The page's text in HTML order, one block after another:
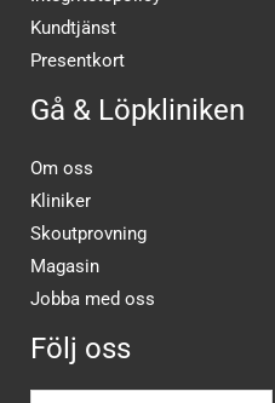
Kundtjänst
Presentkort
Gå & Löpkliniken
Om oss
Kliniker
Skoutprovning
Magasin
Jobba med oss
Följ oss